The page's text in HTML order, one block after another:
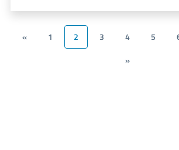
« 1 2 3 4 5
»